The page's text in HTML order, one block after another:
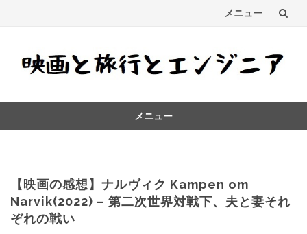
メニュー
ス
キ
メニュー
【映画の感想】ナルヴィク Kampen om
Narvik(2022) – 第二次世界対戦下、夫と妻それ
ぞれの戦い